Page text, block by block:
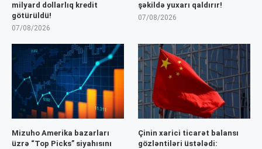
milyard dollarlıq kredit
götürüldü!
07/08/2026
şəkildə yuxarı qaldırır!
07/08/2026
Mizuho Amerika bazarları
üzrə “Top Picks” siyahısını
Çinin xarici ticarət balansı
gözləntiləri üstələdi: